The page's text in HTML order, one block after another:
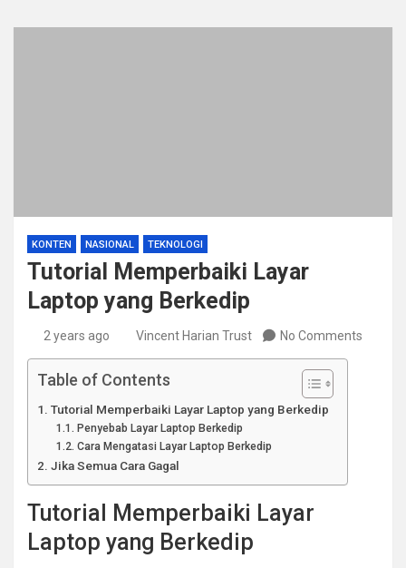
KONTEN NASIONAL TEKNOLOGI
Tutorial Memperbaiki Layar
Laptop yang Berkedip
2 years ago Vincent Harian Trust No Comments
Table of Contents
Tutorial Memperbaiki Layar Laptop yang Berkedip
Penyebab Layar Laptop Berkedip
Cara Mengatasi Layar Laptop Berkedip
Jika Semua Cara Gagal
Tutorial Memperbaiki Layar
Laptop yang Berkedip